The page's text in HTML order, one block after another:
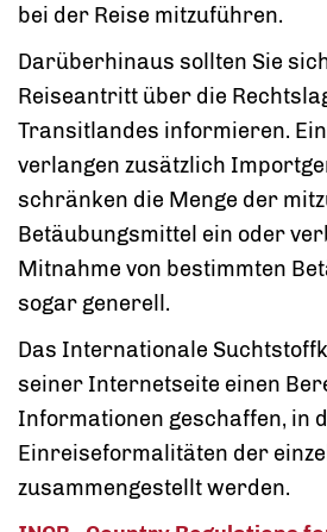
bei der Reise mitzuführen.
Darüberhinaus sollten Sie
Reiseantritt über die
Transitlandes informieren.
verlangen zusätzlich
schränken die Menge der
Betäubungsmittel ein oder
Mitnahme von bestimmten
sogar generell.
Das Internationale
seiner Internetseite einen
Informationen geschaffen, in
Einreiseformalitäten der
zusammengestellt werden.